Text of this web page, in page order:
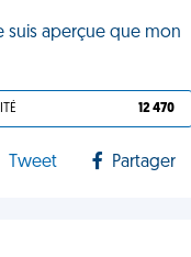
suis aperçue que mon
12 470
Tweet Partager